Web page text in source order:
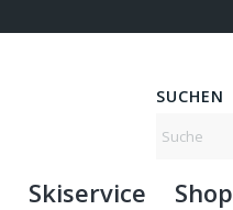
SUCHEN
Skiservice Shop